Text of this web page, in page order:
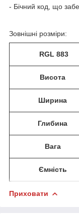
- Бічний код, що
Зовнішні розміри:
RGL 883
Висота
Ширина
Глибина
Вага
Ємність
Приховати